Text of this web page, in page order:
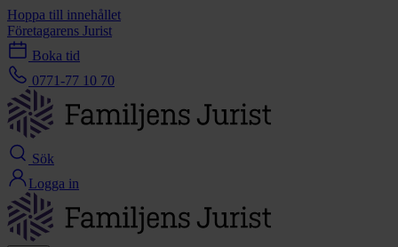
Hoppa till innehållet
Företagarens Jurist
Boka tid
0771-77 10 70
Sök
Logga in